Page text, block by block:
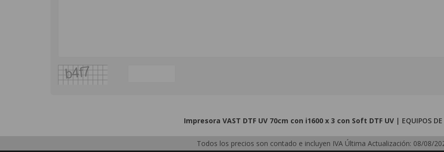
Impresora VAST DTF UV 70cm con i1600 x 3 con Soft DTF UV | EQUIPOS
Todos los precios son contado e incluyen IVA Última Actualización: 08/08/